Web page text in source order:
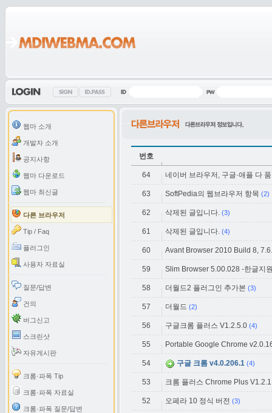
웹마 소개
개발자 소개
공지사항
웹마 다운로드
웹마 최신글
다른 브라우저
Tip / Faq
플러그인
사용자 자료실
질문/답변
건의
버그신고
스크린샷
자유게시판
크롬·파폭 Tip
크롬·파폭 자료실
크롬·파폭 질문/답변
번호
64 네이버 브라우저, 구글·애플 다
63 SoftPedia의 웹브라우저 항목 (2)
62 삭제된 글입니다. (3)
61 삭제된 글입니다. (4)
60 Avant Browser 2010 Build 8,
59 Slim Browser 5.00.028 -한글지
58 더월드2 플러그인 추가본 (3)
57 더월드 (2)
56 구글크롬 플러스 V1.2.5.0 (4)
55 Portable Google Chrome
54 구글 크롬 v4.0.206.1 (4)
53 크롬 플러스 Chrome Plus
52 오페라 10 정식 버전 (3)